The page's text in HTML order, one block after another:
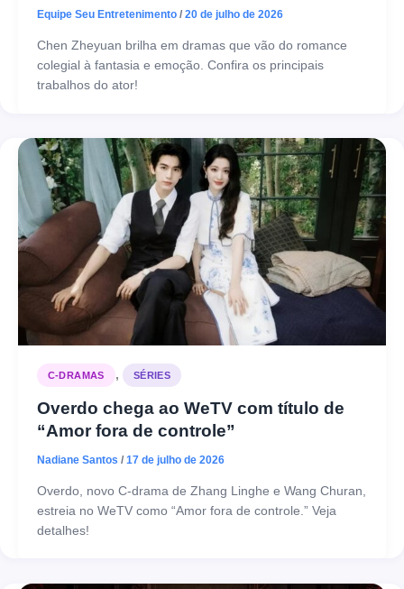
Equipe Seu Entretenimento / 20 de julho de 2026
Chen Zheyuan brilha em dramas que vão do romance
colegial à fantasia e emoção. Confira os principais
trabalhos do ator!
C-DRAMAS , SÉRIES
Overdo chega ao WeTV com título de
“Amor fora de controle”
Nadiane Santos / 17 de julho de 2026
Overdo, novo C-drama de Zhang Linghe e Wang Churan,
estreia no WeTV como “Amor fora de controle.” Veja
detalhes!